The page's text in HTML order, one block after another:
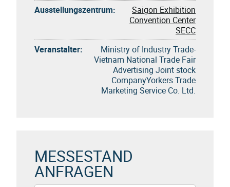
Ausstellungszentrum:
Saigon Exhibition
Convention Center
SECC
Veranstalter:
Ministry of Industry Trade-
Vietnam National Trade Fair
Advertising Joint stock
CompanyYorkers Trade
Marketing Service Co. Ltd.
MESSESTAND
ANFRAGEN